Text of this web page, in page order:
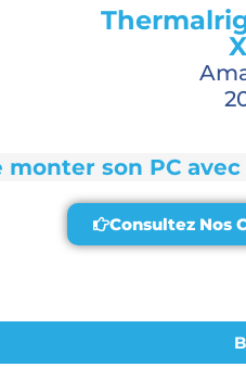
monter son PC
Consultez Nos